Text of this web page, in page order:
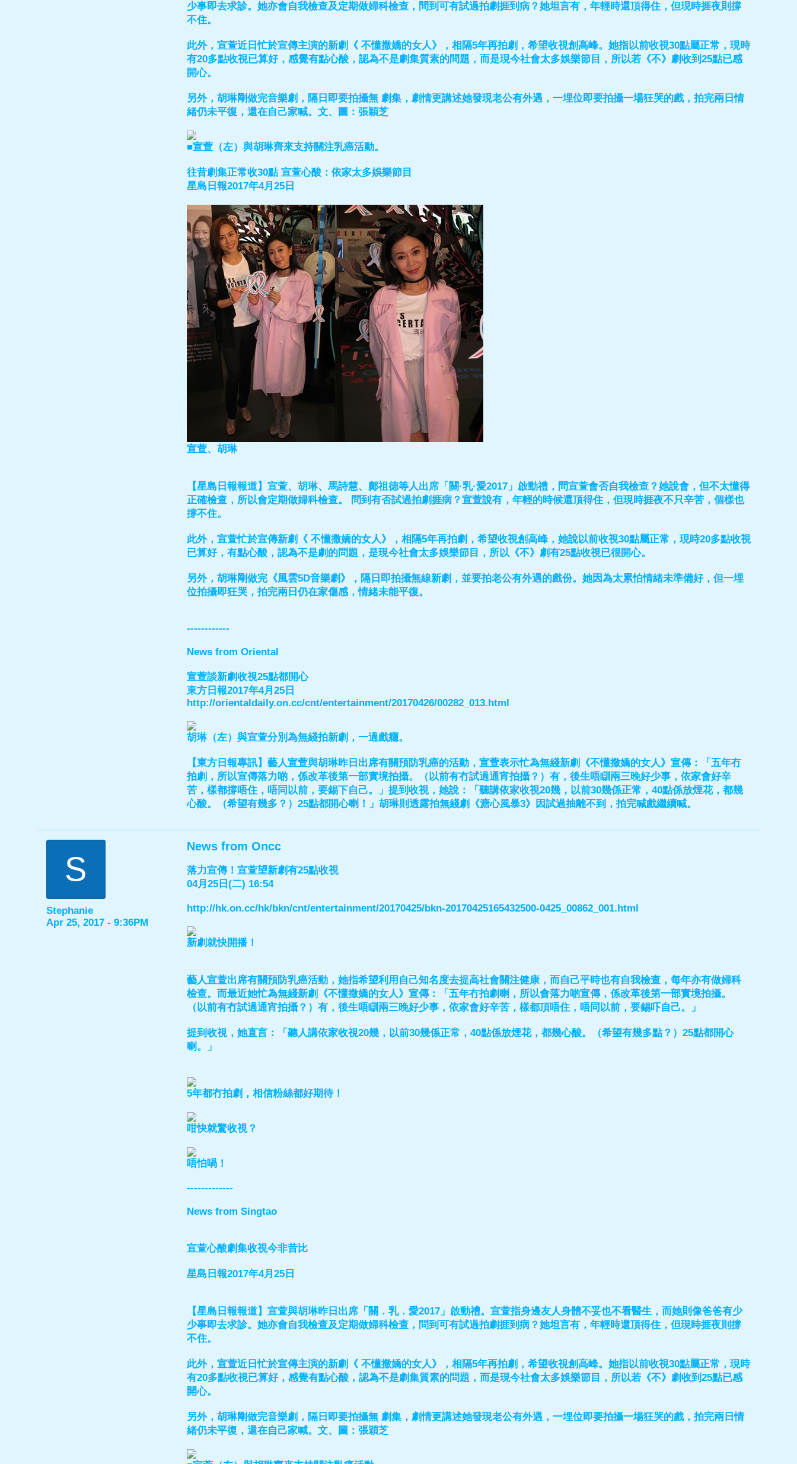
少事即去求診。她亦會自我檢查及定期做婦科檢查，問到可有試過拍劇捱到病？她坦言有，年輕時還頂得住，但現時捱夜則撐
不住。
此外，宣萱近日忙於宣傳主演的新劇《 不懂撒嬌的女人》，相隔5年再拍劇，希望收視創高峰。她指以前收視30點屬正常，現時
有20多點收視已算好，感覺有點心酸，認為不是劇集質素的問題，而是現今社會太多娛樂節目，所以若《不》劇收到25點已感
開心。
另外，胡琳剛做完音樂劇，隔日即要拍攝無 劇集，劇情更講述她發現老公有外遇，一埋位即要拍攝一場狂哭的戲，拍完兩日情
緒仍未平復，還在自己家喊。文、圖：張穎芝
■宣萱（左）與胡琳齊來支持關注乳癌活動。
往昔劇集正常收30點 宣萱心酸：依家太多娛樂節目
星島日報2017年4月25日
宣萱、胡琳
【星島日報報道】宣萱、胡琳、馬詩慧、鄺祖德等人出席「關·乳·愛2017」啟動禮，問宣萱會否自我檢查？她說會，但不太懂得
正確檢查，所以會定期做婦科檢查。 問到有否試過拍劇捱病？宣萱說有，年輕的時候還頂得住，但現時捱夜不只辛苦，個樣也
撐不住。
此外，宣萱忙於宣傳新劇《 不懂撒嬌的女人》，相隔5年再拍劇，希望收視創高峰，她說以前收視30點屬正常，現時20多點收視
已算好，有點心酸，認為不是劇的問題，是現今社會太多娛樂節目，所以《不》劇有25點收視已很開心。
另外，胡琳剛做完《風雲5D音樂劇》，隔日即拍攝無線新劇，並要拍老公有外遇的戲份。她因為太累怕情緒未準備好，但一埋
位拍攝即狂哭，拍完兩日仍在家傷感，情緒未能平復。
------------
News from Oriental
宣萱談新劇收視25點都開心
東方日報2017年4月25日
http://orientaldaily.on.cc/cnt/entertainment/20170426/00282_013.html
胡琳（左）與宣萱分別為無綫拍新劇，一過戲癮。
【東方日報專訊】藝人宣萱與胡琳昨日出席有關預防乳癌的活動，宣萱表示忙為無綫新劇《不懂撒嬌的女人》宣傳：「五年冇
拍劇，所以宣傳落力啲，係改革後第一部實境拍攝。（以前有冇試過通宵拍攝？）有，後生唔瞓兩三晚好少事，依家會好辛
苦，樣都撐唔住，唔同以前，要錫下自己。」提到收視，她說：「聽講依家收視20幾，以前30幾係正常，40點係放煙花，都幾
心酸。（希望有幾多？）25點都開心喇！」胡琳則透露拍無綫劇《溏心風暴3》因試過抽離不到，拍完喊戲繼續喊。
S
Stephanie
Apr 25, 2017 - 9:36PM
News from Oncc
落力宣傳！宣萱望新劇有25點收視
04月25日(二) 16:54
http://hk.on.cc/hk/bkn/cnt/entertainment/20170425/bkn-20170425165432500-0425_00862_001.html
新劇就快開播！
藝人宣萱出席有關預防乳癌活動，她指希望利用自己知名度去提高社會關注健康，而自己平時也有自我檢查，每年亦有做婦科
檢查。而最近她忙為無綫新劇《不懂撒嬌的女人》宣傳：「五年冇拍劇喇，所以會落力啲宣傳，係改革後第一部實境拍攝。
（以前有冇試過通宵拍攝？）有，後生唔瞓兩三晚好少事，依家會好辛苦，樣都頂唔住，唔同以前，要錫吓自己。」
提到收視，她直言：「聽人講依家收視20幾，以前30幾係正常，40點係放煙花，都幾心酸。（希望有幾多點？）25點都開心
喇。」
5年都冇拍劇，相信粉絲都好期待！
咁快就驚收視？
唔怕喎！
-------------
News from Singtao
宣萱心酸劇集收視今非昔比
星島日報2017年4月25日
【星島日報報道】宣萱與胡琳昨日出席「關．乳．愛2017」啟動禮。宣萱指身邊友人身體不妥也不看醫生，而她則像爸爸有少
少事即去求診。她亦會自我檢查及定期做婦科檢查，問到可有試過拍劇捱到病？她坦言有，年輕時還頂得住，但現時捱夜則撐
不住。
此外，宣萱近日忙於宣傳主演的新劇《 不懂撒嬌的女人》，相隔5年再拍劇，希望收視創高峰。她指以前收視30點屬正常，現時
有20多點收視已算好，感覺有點心酸，認為不是劇集質素的問題，而是現今社會太多娛樂節目，所以若《不》劇收到25點已感
開心。
另外，胡琳剛做完音樂劇，隔日即要拍攝無 劇集，劇情更講述她發現老公有外遇，一埋位即要拍攝一場狂哭的戲，拍完兩日情
緒仍未平復，還在自己家喊。文、圖：張穎芝